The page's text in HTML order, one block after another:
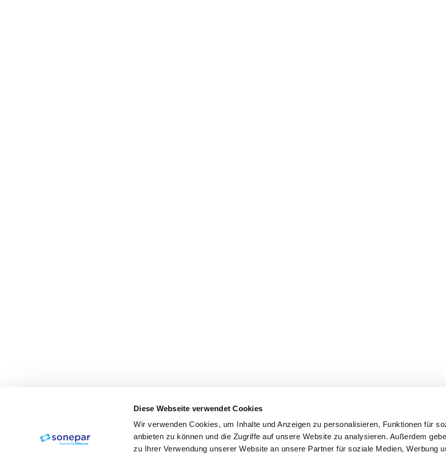
Diese Webseite verwendet Cookies
Wir verwenden Cookies, um Inhalte und Anzeigen zu personalisieren, Funktionen für
anbieten zu können und die Zugriffe auf unsere Website zu analysieren. Außerdem
zu Ihrer Verwendung unserer Website an unsere Partner für soziale Medien, Werbung